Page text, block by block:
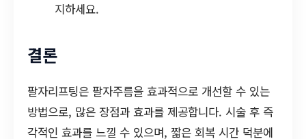
지하세요.
결론
팔자리프팅은 팔자주름을 효과적으로 개선할 수 있는
방법으로, 많은 장점과 효과를 제공합니다. 시술 후 즉
각적인 효과를 느낄 수 있으며, 짧은 회복 시간 덕분에